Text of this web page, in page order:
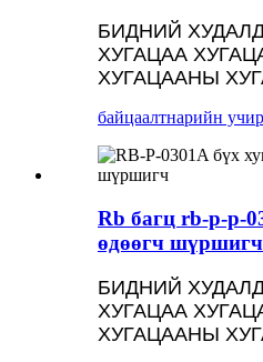
БИДНИЙ
ХУГАЦАА
ХУГАЦААНЫ
байцаалтнарийн учир
Rb багц rb-p-p-
өдөөгч шүршигч
БИДНИЙ
ХУГАЦАА
ХУГАЦААНЫ